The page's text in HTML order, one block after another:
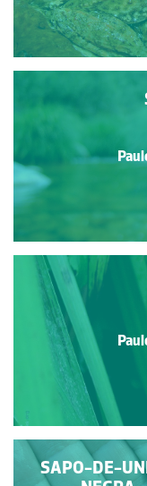
RELA-
SAPO-DE-